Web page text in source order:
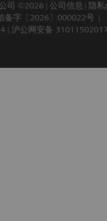
司 ©2026 公司信息
隐
备字〔2026〕000022号
沪公网安备